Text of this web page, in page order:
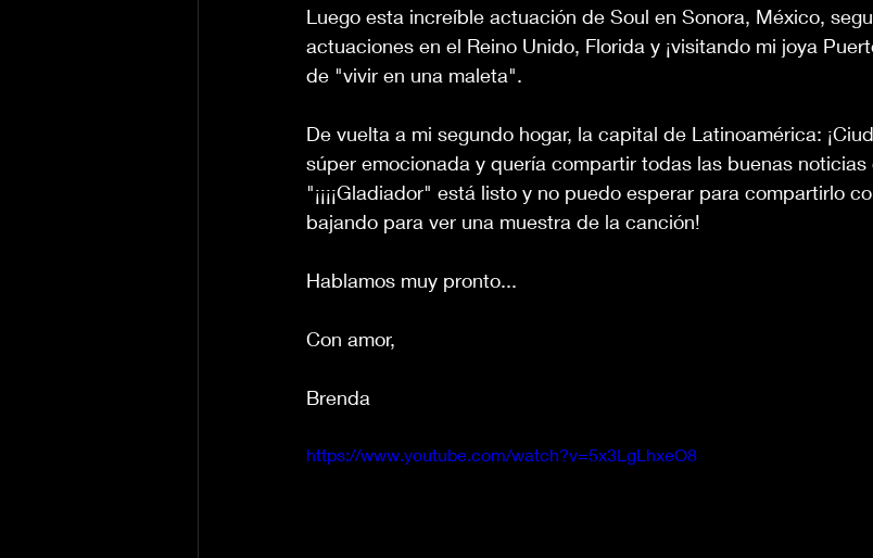
Luego esta increíble actuación de Soul en Sonora, México,
actuaciones en el Reino Unido, Florida y ¡visitando mi joya
de "vivir en una maleta".
De vuelta a mi segundo hogar, la capital de Latinoamérica:
súper emocionada y quería compartir todas las buenas
"¡¡¡¡Gladiador" está listo y no puedo esperar para compartirlo
bajando para ver una muestra de la canción!
Hablamos muy pronto...
Con amor,
Brenda
https://www.youtube.com/watch?v=5x3LgLhxeO8